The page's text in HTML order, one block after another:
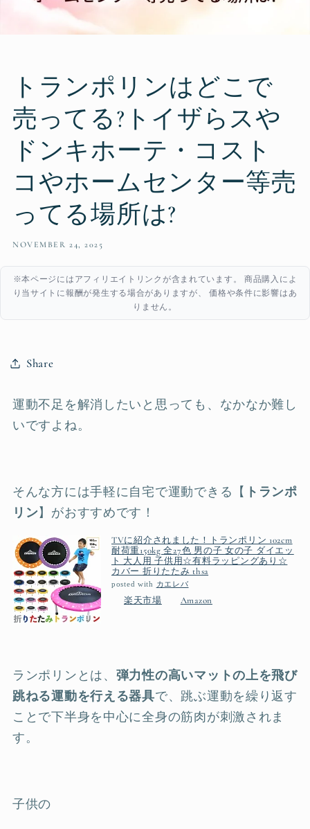
トランポリンはどこで
売ってる?トイザらスや
ドンキホーテ・コスト
コやホームセンター等売
ってる場所は?
NOVEMBER 24, 2025
※本ページにはアフィリエイトリンクが含まれています。 商品購入によ
り当サイトに報酬が発生する場合がありますが、 価格や条件に影響はあ
りません。
Share
運動不足を解消したいと思っても、なかなか難し
いですよね。
そんな方には手軽に自宅で運動できる【 トランポ
リン】がおすすめです！
TVに紹介されました！トランポリン 102cm
耐荷重150kg 全27色 男の子 女の子 ダイエッ
ト 大人用 子供用☆有料ラッピングあり☆
カバー 折りたたみ thsa
posted with カエレバ
楽天市場 Amazon
ランポリンとは、 弾力性の高いマットの上を飛び
跳ねる運動を行える器具で、跳ぶ運動を繰り返す
ことで下半身を中心に全身の筋肉が刺激されま
す。
子供の